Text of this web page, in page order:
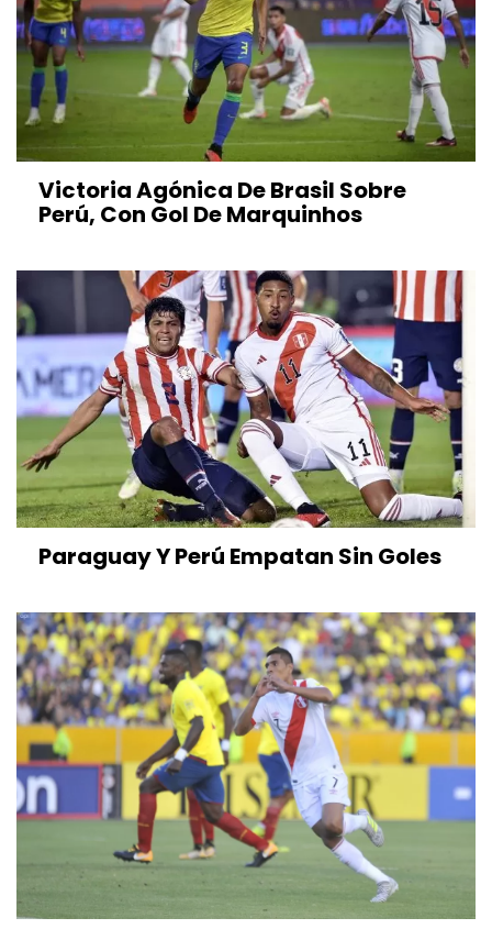
Victoria Agónica De Brasil Sobre
Perú, Con Gol De Marquinhos
Paraguay Y Perú Empatan Sin Goles